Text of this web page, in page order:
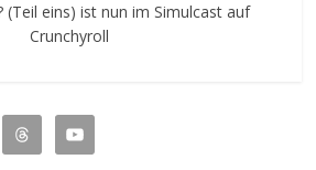
(Teil eins) ist nun im Simulcast auf
Crunchyroll